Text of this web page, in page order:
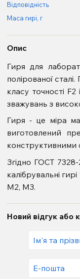
Відповідність
Маса гирі, г
Опис
Гиря для
полірованої
класу точності
зважувань з
Гиря - це міра
виготовлений
конструктивними
Згідно ГОСТ
калібрувальні
M2, M3.
Новий відгук або